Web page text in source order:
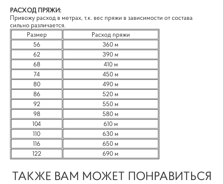
РАСХОД ПРЯЖИ:
Привожу расход в метрах, т.к. вес пряжи в зависимости от состава
сильно различается.
Размер
Расход пряжи
56
360 м
62
390 м
68
410 м
74
450 м
80
490 м
86
520 м
92
550 м
98
580 м
104
610 м
110
630 м
116
650 м
122
690 м
ТАКЖЕ ВАМ МОЖЕТ ПОНРАВИТЬСЯ